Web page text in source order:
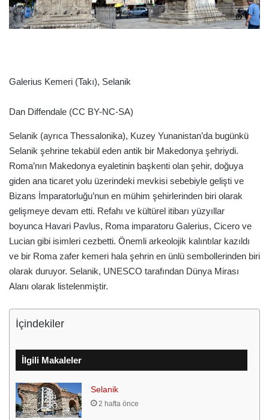
a
g
e
m
k
Galerius Kemeri (Takı), Selanik
Dan Diffendale (CC BY-NC-SA)
Selanik (ayrıca Thessalonika), Kuzey Yunanistan’da bugünkü
Selanik şehrine tekabül eden antik bir Makedonya şehriydi.
Roma’nın Makedonya eyaletinin başkenti olan şehir, doğuya
giden ana ticaret yolu üzerindeki mevkisi sebebiyle gelişti ve
Bizans İmparatorluğu’nun en mühim şehirlerinden biri olarak
gelişmeye devam etti. Refahı ve kültürel itibarı yüzyıllar
boyunca Havari Pavlus, Roma imparatoru Galerius, Cicero ve
Lucian gibi isimleri cezbetti. Önemli arkeolojik kalıntılar kazıldı
ve bir Roma zafer kemeri hala şehrin en ünlü sembollerinden biri
olarak duruyor. Selanik, UNESCO tarafından Dünya Mirası
Alanı olarak listelenmiştir.
İçindekiler
İlgili Makaleler
Selanik
2 hafta önce